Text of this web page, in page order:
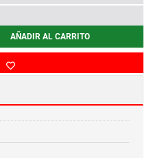
AÑADIR AL CARRITO